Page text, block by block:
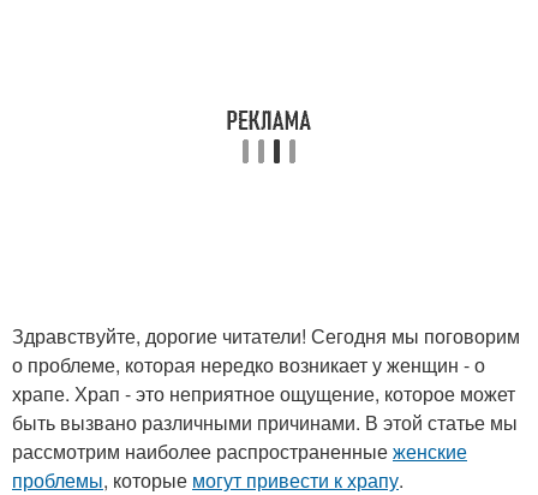
Здравствуйте, дорогие читатели! Сегодня мы поговорим
о проблеме, которая нередко возникает у женщин - о
храпе. Храп - это неприятное ощущение, которое может
быть вызвано различными причинами. В этой статье мы
рассмотрим наиболее распространенныеженские
проблемы, которые могут привести к храпу.